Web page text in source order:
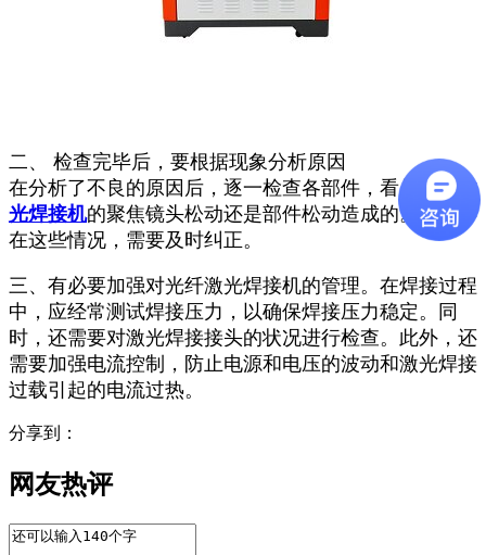
二、 检查完毕后，要根据现象分析原因
在分析了不良的原因后，逐一检查各部件，看是光纤 激
光焊接机的聚焦镜头松动还是部件松动造成的。如果存
在这些情况，需要及时纠正。
三、有必要加强对光纤激光焊接机的管理。在焊接过程
中，应经常测试焊接压力，以确保焊接压力稳定。同
时，还需要对激光焊接接头的状况进行检查。此外，还
需要加强电流控制，防止电源和电压的波动和激光焊接
过载引起的电流过热。
分享到：
网友热评